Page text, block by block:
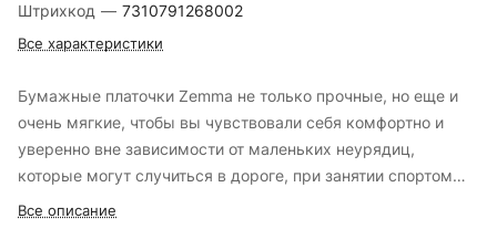
Штрихкод — 7310791268002
Все характеристики
Бумажные платочки Zemma не только прочные, но еще и
очень мягкие, чтобы вы чувствовали себя комфортно и
уверенно вне зависимости от маленьких неурядиц,
которые могут случиться в дороге, при занятии спортом
или нанесении макияжа. Они заботятся о коже лица, что
Все описание